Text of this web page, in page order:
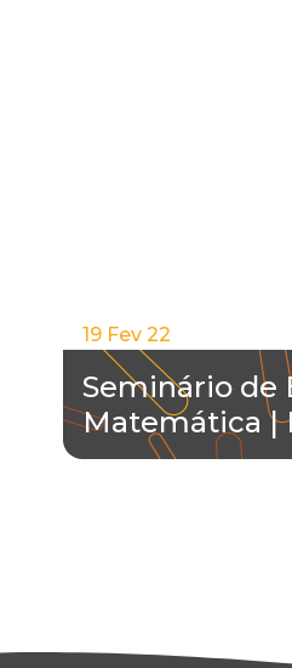
19 Fev 22
Seminário de
Matemática |